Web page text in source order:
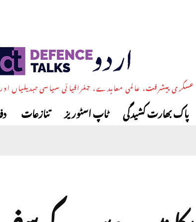
عسکری پیشرفت، عالمی معاہدے، جغرافیائی سیاسی تبدیلیاں
پاک بھارت کشیدگی ٹاپ اسٹوریز تنازعات